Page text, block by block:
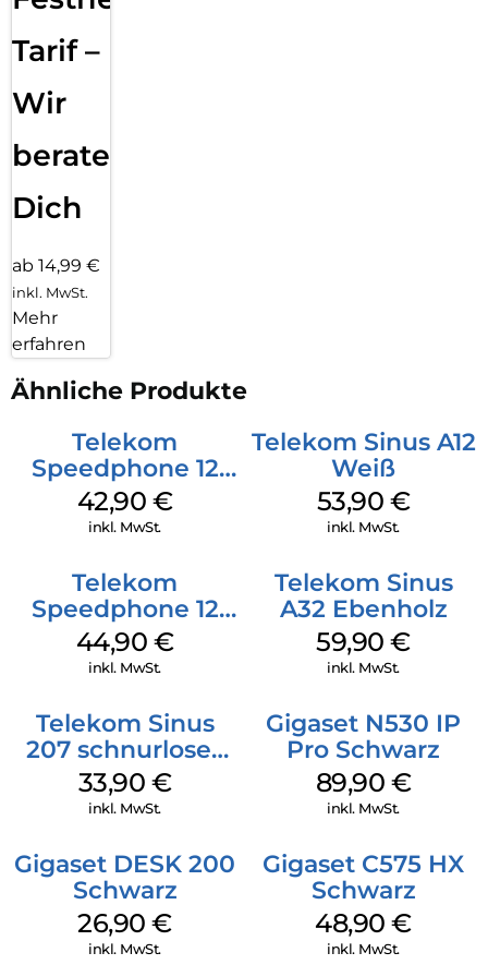
Anrufen von VIP-Kontakten klingelt – und bei allen anderen
Tarif –
Wir
beraten
Dich
ab 14,99 €
inkl. MwSt.
Mehr
erfahren
Ähnliche Produkte
Telekom
Speedphone 12
Schwarz
42,90 €
inkl. MwSt.
Telekom Sinus A12
Weiß
53,90 €
inkl. MwSt.
Telekom
Speedphone 12
Petrol
44,90 €
inkl. MwSt.
Telekom Sinus
A32 Ebenholz
59,90€
inkl. MwSt.
Telekom Sinus
207 schnurloses
analog Telefon
Schwarz
33,90 €
inkl. MwSt.
Gigaset N530 IP
Pro Schwarz
89,90 €
inkl. MwSt.
Gigaset DESK 200
Schwarz
26,90€
inkl. MwSt.
Gigaset C575 HX
Schwarz
48,90€
inkl. MwSt.